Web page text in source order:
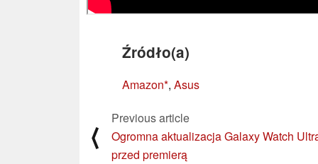
Źródło(a)
Amazon , Asus
⟨
Previous article
Ogromna aktualizacja Galaxy Watch
przed premierą